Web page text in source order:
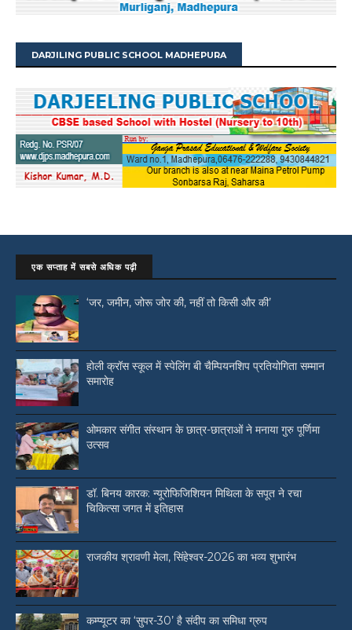
DARJILING PUBLIC SCHOOL MADHEPURA
एक सप्ताह में सबसे अधिक पढ़ी
‘जर, जमीन, जोरू जोर की, नहीं तो किसी और की’
होली क्रॉस स्कूल में स्पेलिंग बी चैम्पियनशिप प्रतियोगिता सम्मान
समारोह
ओमकार संगीत संस्थान के छात्र-छात्राओं ने मनाया गुरु पूर्णिमा
उत्सव
डॉ. बिनय कारक: न्यूरोफिजिशियन मिथिला के सपूत ने रचा
चिकित्सा जगत में इतिहास
राजकीय श्रावणी मेला, सिंहेश्वर-2026 का भव्य शुभारंभ
कम्प्यूटर का ‘सुपर-30’ है संदीप का समिधा ग्रुप